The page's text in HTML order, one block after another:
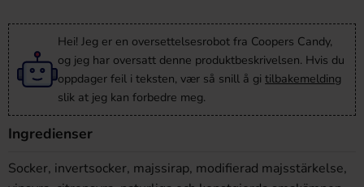
Hei! Jeg er en oversettelsesrobot fra Coopers Candy,
og jeg har oversatt denne produktbeskrivelsen. Hvis du
oppdager feil i teksten, vær så snill å gi tilbakemelding
slik at jeg kan forbedre meg.
Ingredienser
Socker, invertsocker, majssirap, modifierad majsstärkelse,